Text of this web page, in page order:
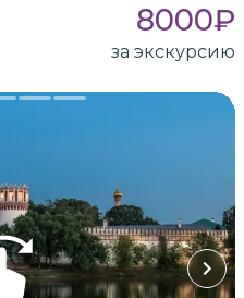
8000₽
за экскурсию